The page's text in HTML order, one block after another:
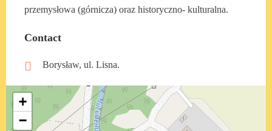
przemysłowa (górnicza) oraz historyczno- kulturalna.
Contact
Borysław, ul. Lisna.
+
−